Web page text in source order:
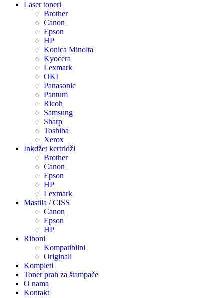
Laser toneri
Brother
Canon
Epson
HP
Konica Minolta
Kyocera
Lexmark
OKI
Panasonic
Pantum
Ricoh
Samsung
Sharp
Toshiba
Xerox
Inkdžet kertridži
Brother
Canon
Epson
HP
Lexmark
Mastila / CISS
Canon
Epson
HP
Riboni
Kompatibilni
Originali
Kompleti
Toner prah za štampače
O nama
Kontakt